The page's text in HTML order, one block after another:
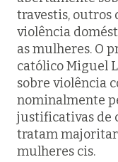
travestis, outros
violência
as mulheres. O
católico Miguel
sobre violência
nominalmente
justificativas de
tratam
mulheres cis.